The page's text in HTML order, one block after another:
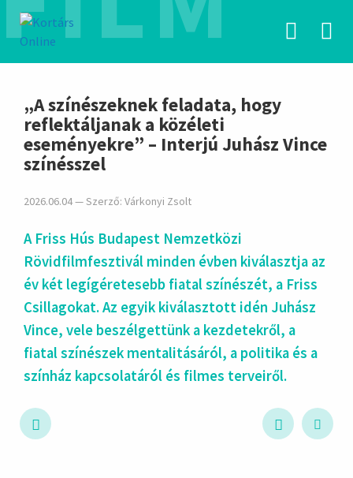
hirdetés
„A színészeknek feladata, hogy
reflektáljanak a közéleti
eseményekre” – Interjú Juhász Vince
színésszel
2026.06.04 — Szerző: Várkonyi Zsolt
A Friss Hús Budapest Nemzetközi
Rövidfilmfesztivál minden évben kiválasztja az
év két legígéretesebb fiatal színészét, a Friss
Csillagokat. Az egyik kiválasztott idén Juhász
Vince, vele beszélgettünk a kezdetekről, a
fiatal színészek mentalitásáról, a politika és a
színház kapcsolatáról és filmes terveiről.